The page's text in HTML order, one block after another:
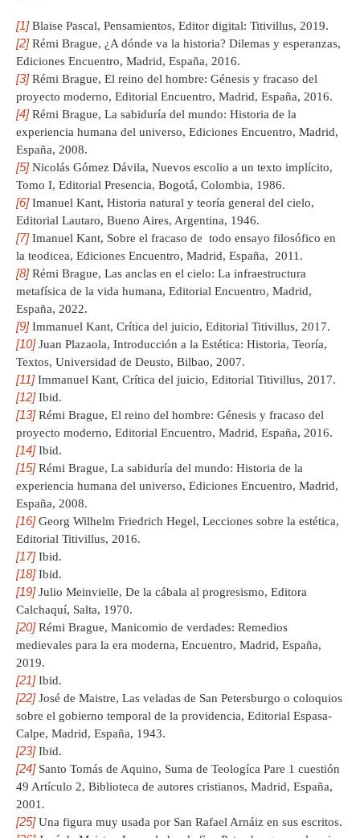
[1]Blaise Pascal, Pensamientos, Editor digital: Titivillus, 2019.
[2]Rémi Brague, ¿A dónde va la historia? Dilemas y esperanzas,
Ediciones Encuentro, Madrid, España, 2016.
[3]Rémi Brague, El reino del hombre: Génesis y fracaso del
proyecto moderno, Editorial Encuentro, Madrid, España, 2016.
[4]Rémi Brague, La sabiduría del mundo: Historia de la
experiencia humana del universo, Ediciones Encuentro, Madrid,
España, 2008.
[5]Nicolás Gómez Dávila, Nuevos escolio a un texto implícito,
Tomo I, Editorial Presencia, Bogotá, Colombia, 1986.
[6]Imanuel Kant, Historia natural y teoría general del cielo,
Editorial Lautaro, Bueno Aires, Argentina, 1946.
[7]Imanuel Kant, Sobre el fracaso de todo ensayo filosófico en
la teodicea, Ediciones Encuentro, Madrid, España, 2011.
[8]Rémi Brague, Las anclas en el cielo: La infraestructura
metafísica de la vida humana, Editorial Encuentro, Madrid,
España, 2022.
[9]Immanuel Kant, Crítica del juicio, Editorial Titivillus, 2017.
[10]Juan Plazaola, Introducción a la Estética: Historia, Teoría,
Textos, Universidad de Deusto, Bilbao, 2007.
[11]Immanuel Kant, Crítica del juicio, Editorial Titivillus, 2017.
[12]Ibid.
[13]Rémi Brague, El reino del hombre: Génesis y fracaso del
proyecto moderno, Editorial Encuentro, Madrid, España, 2016.
[14]Ibid.
[15]Rémi Brague, La sabiduría del mundo: Historia de la
experiencia humana del universo, Ediciones Encuentro, Madrid,
España, 2008.
[16]Georg Wilhelm Friedrich Hegel, Lecciones sobre la estética,
Editorial Titivillus, 2016.
[17]Ibid.
[18]Ibid.
[19]Julio Meinvielle, De la cábala al progresismo, Editora
Calchaquí, Salta, 1970.
[20]Rémi Brague, Manicomio de verdades: Remedios
medievales para la era moderna, Encuentro, Madrid, España,
2019.
[21]Ibid.
[22]José de Maistre, Las veladas de San Petersburgo o coloquios
sobre el gobierno temporal de la providencia, Editorial Espasa-
Calpe, Madrid, España, 1943.
[23]Ibid.
[24]Santo Tomás de Aquino, Suma de Teologíca Pare 1 cuestión
49 Artículo 2, Biblioteca de autores cristianos, Madrid, España,
2001.
[25]Una figura muy usada por San Rafael Arnáiz en sus escritos.